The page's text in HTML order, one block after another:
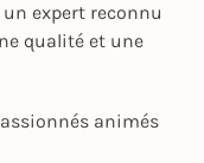
expert reconnu
qualité et une
animés